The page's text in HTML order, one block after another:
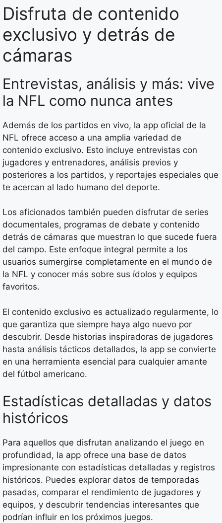
Disfruta de contenido
exclusivo y detrás de
cámaras
Entrevistas, análisis y más: vive
la NFL como nunca antes
Además de los partidos en vivo, la app oficial de la
NFL ofrece acceso a una amplia variedad de
contenido exclusivo. Esto incluye entrevistas con
jugadores y entrenadores, análisis previos y
posteriores a los partidos, y reportajes especiales que
te acercan al lado humano del deporte.
Los aficionados también pueden disfrutar de series
documentales, programas de debate y contenido
detrás de cámaras que muestran lo que sucede fuera
del campo. Este enfoque integral permite a los
usuarios sumergirse completamente en el mundo de
la NFL y conocer más sobre sus ídolos y equipos
favoritos.
El contenido exclusivo es actualizado regularmente, lo
que garantiza que siempre haya algo nuevo por
descubrir. Desde historias inspiradoras de jugadores
hasta análisis tácticos detallados, la app se convierte
en una herramienta esencial para cualquier amante
del fútbol americano.
Estadísticas detalladas y datos
históricos
Para aquellos que disfrutan analizando el juego en
profundidad, la app ofrece una base de datos
impresionante con estadísticas detalladas y registros
históricos. Puedes explorar datos de temporadas
pasadas, comparar el rendimiento de jugadores y
equipos, y descubrir tendencias interesantes que
podrían influir en los próximos juegos.